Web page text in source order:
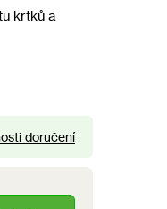
krtků a
doručení